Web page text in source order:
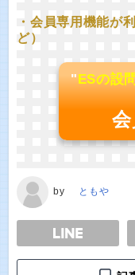
・会員専用機能が
ど）
"ESの設
by ともや
TWEET